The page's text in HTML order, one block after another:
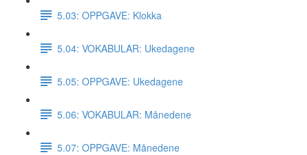
5.03: OPPGAVE: Klokka
5.04: VOKABULAR: Ukedagene
5.05: OPPGAVE: Ukedagene
5.06: VOKABULAR: Månedene
5.07: OPPGAVE: Månedene